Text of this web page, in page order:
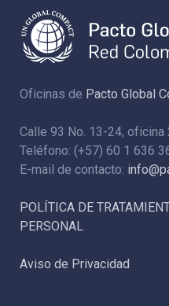
Oficinas de Pacto Global
Calle 93 No. 13-24,
Teléfono: (+57) 60 1 636
E-mail de contacto:
POLÍTICA DE
PERSONAL
Aviso de Privacidad